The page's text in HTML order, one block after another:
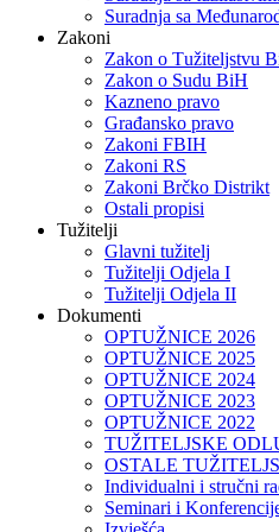
Suradnja sa
Zakoni
Zakon o Тužiteljstvu
Zakon o Sudu BiH
Kazneno pravo
Građansko pravo
Zakoni FBIH
Zakoni RS
Zakoni Brčko Distrikt
Ostali propisi
Tužitelji
Glavni tužitelj
Tužitelji Odjela I
Tužitelji Odjela II
Dokumenti
OPTUŽNICE 2026
OPTUŽNICE 2025
OPTUŽNICE 2024
OPTUŽNICE 2023
OPTUŽNICE 2022
TUŽITELJSKE
OSTALE
Individualni i stručni
Seminari i